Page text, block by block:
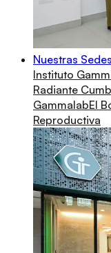
Nuestras Sedes
Instituto
Radiante
GammalabEl
Reproductiva